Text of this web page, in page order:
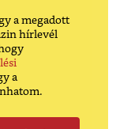
a megadott
hírlevél
a